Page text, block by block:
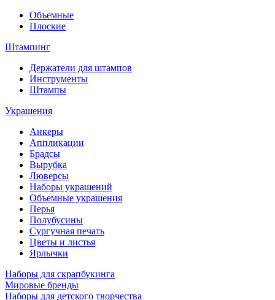
Объемные
Плоские
Штампинг
Держатели для штампов
Инструменты
Штампы
Украшения
Анкеры
Аппликации
Брадсы
Вырубка
Люверсы
Наборы украшений
Объемные украшения
Перья
Полубусины
Сургучная печать
Цветы и листья
Ярлычки
Наборы для скрапбукинга
Мировые бренды
Наборы для детского творчества